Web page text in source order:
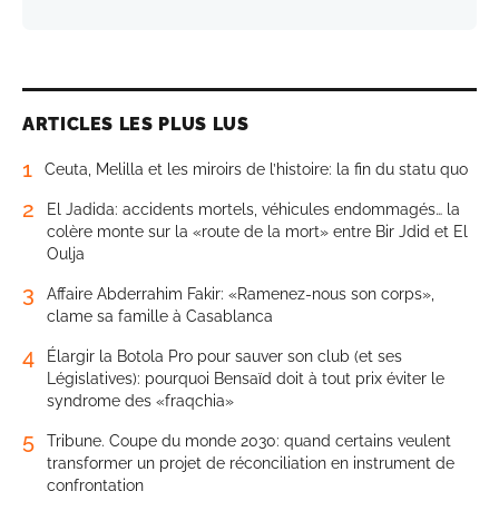
ARTICLES LES PLUS LUS
1 Ceuta, Melilla et les miroirs de l’histoire: la fin du statu quo
2
El Jadida: accidents mortels, véhicules endommagés… la
colère monte sur la «route de la mort» entre Bir Jdid et El
Oulja
3
Affaire Abderrahim Fakir: «Ramenez-nous son corps»,
clame sa famille à Casablanca
4
Élargir la Botola Pro pour sauver son club (et ses
Législatives): pourquoi Bensaïd doit à tout prix éviter le
syndrome des «fraqchia»
5
Tribune. Coupe du monde 2030: quand certains veulent
transformer un projet de réconciliation en instrument de
confrontation